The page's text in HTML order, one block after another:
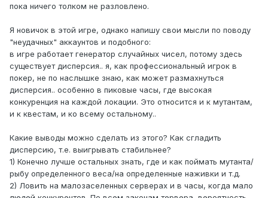
пока ничего толком не разловлено.
Я новичок в этой игре, однако напишу свои мысли по поводу
"неудачных" аккаунтов и подобного:
в игре работает генератор случайных чисел, потому здесь
существует дисперсия.. я, как профессиональный игрок в
покер, не по наслышке знаю, как может размахнуться
дисперсия.. особенно в пиковые часы, где высокая
конкуренция на каждой локации. Это относится и к мутантам,
и к квестам, и ко всему остальному..
Какие выводы можно сделать из этого? Как сгладить
дисперсию, т.е. выигрывать стабильнее?
1) Конечно лучше остальных знать, где и как поймать мутанта/
рыбу определенного веса/на определенные наживки и т.д.
2) Ловить на малозаселенных серверах и в часы, когда мало